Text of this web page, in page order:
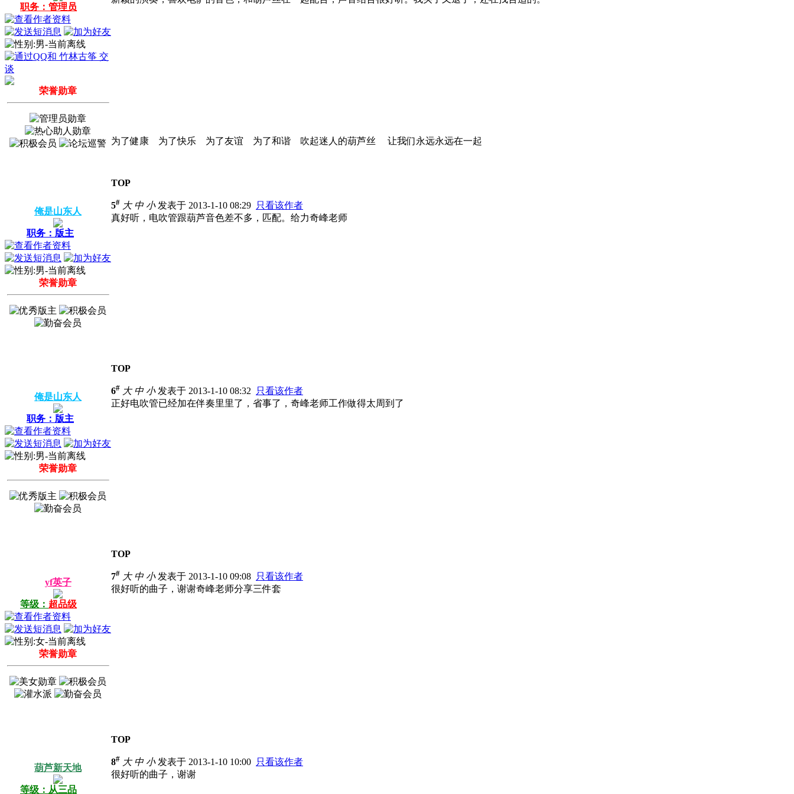
职务：管理员
荣誉勋章
为了健康 为了快乐 为了友谊 为了和谐 吹起迷人的葫芦丝 让我们永远永远在一起
TOP
俺是山东人
职务：版主
荣誉勋章
5# 大 中 小发表于 2013-1-10 08:29 只看该作者
真好听，电吹管跟葫芦音色差不多，匹配。给力奇峰老师
TOP
俺是山东人
职务：版主
荣誉勋章
6# 大 中 小发表于 2013-1-10 08:32
只看该作者
正好电吹管已经加在伴奏里里了，省事了，奇峰老师工作做得太周到了
TOP
yf英子
等级： 超品级
荣誉勋章
7# 大 中 小发表于 2013-1-10 09:08 只看该作者
很好听的曲子，谢谢奇峰老师分享三件套
TOP
葫芦新天地
等级：从三品
8# 大 中 小发表于 2013-1-10 10:00 只看该作者
很好听的曲子，谢谢